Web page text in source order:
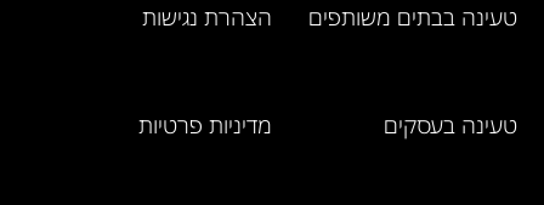
טעינה בבתים משותפים
טעינה בעסקים
הצהרת נגישות
מדיניות פרטיות